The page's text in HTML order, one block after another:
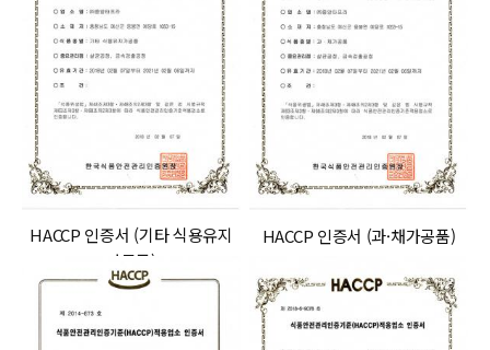
HACCP 인증서 (기타 식용유지
가공품)
HACCP 인증서 (과·채가공품)